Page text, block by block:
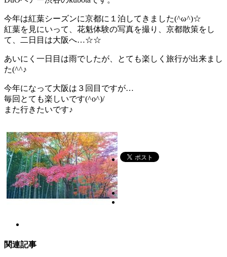
今年は紅葉シーズンに京都に１泊してきました(^ω^)☆
紅葉を見にいって、花魁体験の写真を撮り、京都散策をし
て、二日目は大阪へ…☆☆
あいにく一日目は雨でしたが、とても楽しく旅行が出来まし
た(^^♪
今年になって大阪は３回目ですが…
毎回とても楽しいです(^o^)/
また行きたいです♪
関連記事